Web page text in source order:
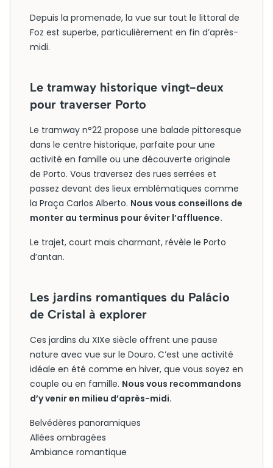
Depuis la promenade, la vue sur tout le littoral de
Foz est superbe, particulièrement en fin d’après-
midi.
Le tramway historique vingt-deux
pour traverser Porto
Le tramway n°22 propose une balade pittoresque
dans le centre historique, parfaite pour une
activité en famille ou une découverte originale
de Porto. Vous traversez des rues serrées et
passez devant des lieux emblématiques comme
la Praça Carlos Alberto. Nous vous conseillons de
monter au terminus pour éviter l’affluence.
Le trajet, court mais charmant, révèle le Porto
d’antan.
Les jardins romantiques du Palácio
de Cristal à explorer
Ces jardins du XIXe siècle offrent une pause
nature avec vue sur le Douro. C’est une activité
idéale en été comme en hiver, que vous soyez en
couple ou en famille. Nous vous recommandons
d’y venir en milieu d’après-midi.
Belvédères panoramiques
Allées ombragées
Ambiance romantique